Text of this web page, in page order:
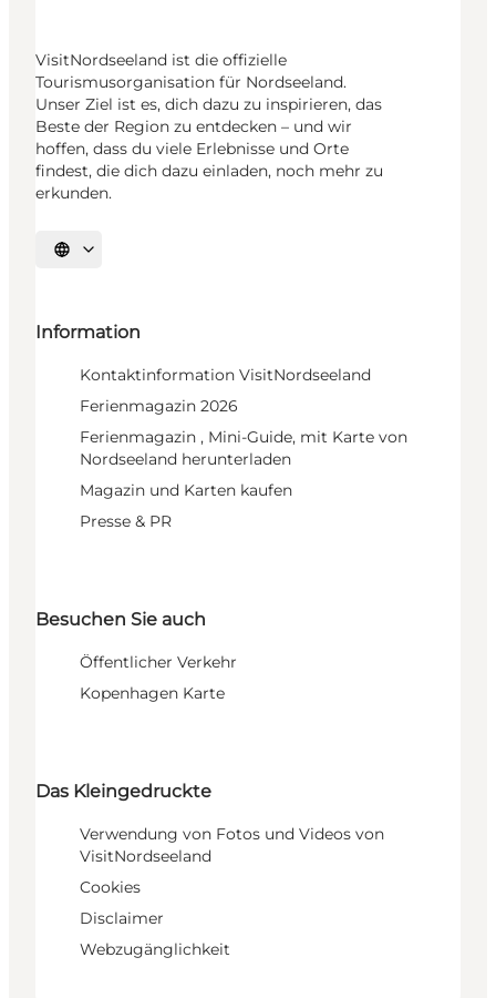
VisitNordseeland ist die offizielle
Tourismusorganisation für Nordseeland.
Unser Ziel ist es, dich dazu zu inspirieren, das
Beste der Region zu entdecken – und wir
hoffen, dass du viele Erlebnisse und Orte
findest, die dich dazu einladen, noch mehr zu
erkunden.
Sprache auswählen
Information
Kontaktinformation VisitNordseeland
Ferienmagazin 2026
Ferienmagazin , Mini-Guide, mit Karte von
Nordseeland herunterladen
Magazin und Karten kaufen
Presse & PR
Besuchen Sie auch
Öffentlicher Verkehr
Kopenhagen Karte
Das Kleingedruckte
Verwendung von Fotos und Videos von
VisitNordseeland
Cookies
Disclaimer
Webzugänglichkeit